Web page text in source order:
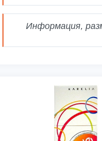
Информация,